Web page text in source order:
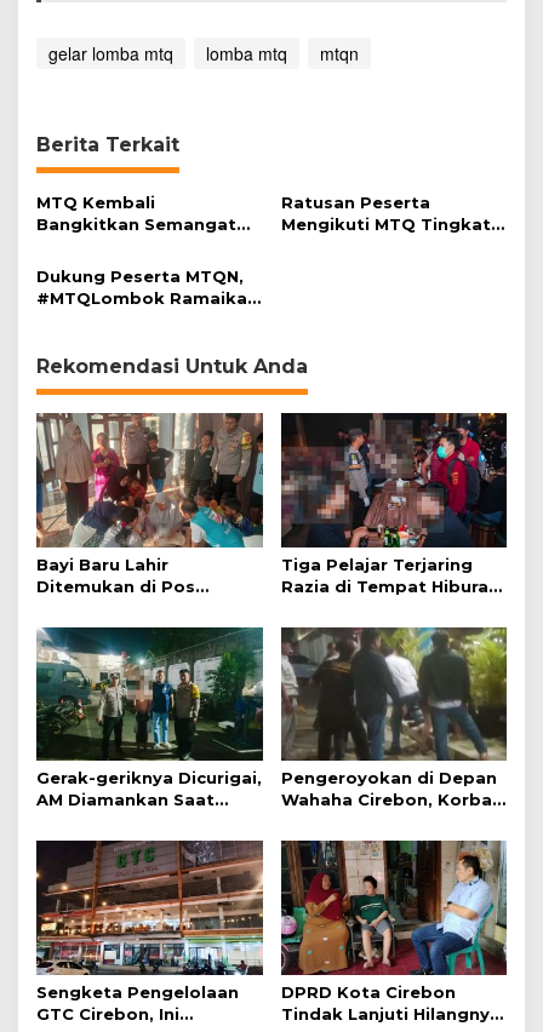
gelar lomba mtq lomba mtq mtqn
Berita Terkait
MTQ Kembali
Bangkitkan Semangat
Ratusan Peserta
Mengikuti MTQ Tingkat
Dukung Peserta MTQN,
#MTQLombok Ramaikan
Rekomendasi Untuk Anda
Bayi Baru Lahir
Ditemukan di Pos
Tiga Pelajar Terjaring
Razia di Tempat Hiburan
Gerak-geriknya Dicurigai,
AM Diamankan Saat
Pengeroyokan di Depan
Wahaha Cirebon, Korban
Polisi
Sengketa Pengelolaan
GTC Cirebon, Ini
DPRD Kota Cirebon
Tindak Lanjuti Hilangnya